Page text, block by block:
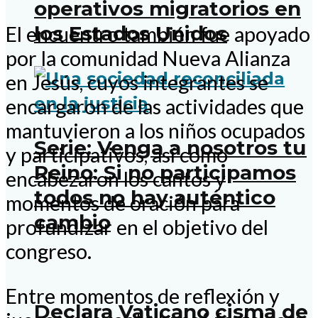
operativos migratorios en
los Estados Unidos
Serie: Venga a nosotros tu
Reino: Si no participamos
todos no hay auténtico
cambio
Declara Vaticano cisma de
El encuentro también fue apoyado
por la comunidad Nueva Alianza
en Jesús, cuyos integrantes se
encargaron de las actividades que
mantuvieron a los niños ocupados
y participativos, así como
encabezaron los cantos y
momentos de oración para
profundizar en el objetivo del
congreso.
Entre momentos de reflexión y